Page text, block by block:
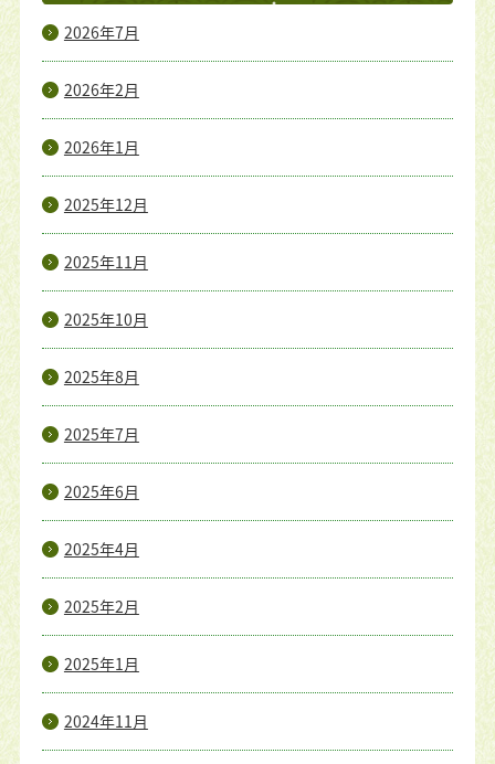
2026年7月
2026年2月
2026年1月
2025年12月
2025年11月
2025年10月
2025年8月
2025年7月
2025年6月
2025年4月
2025年2月
2025年1月
2024年11月